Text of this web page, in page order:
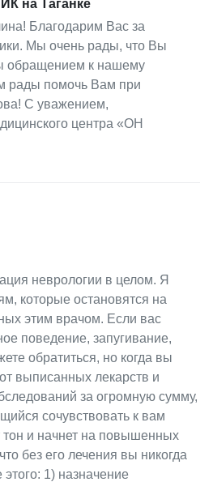
на Таганке
Благодарим Вас за
Мы очень рады, что Вы
обращением к нашему
рады помочь Вам при
С уважением,
центра «ОН
неврологии в целом. Я
которые остановятся на
этим врачом. Если вас
поведение, запугивание,
обратиться, но когда вы
выписанных лекарств и
за огромную сумму,
сочувствовать к вам
тон и начнет на повышенных
без его лечения вы никогда
1) назначение